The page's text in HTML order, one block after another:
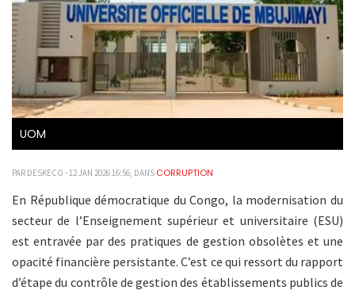
UOM
PAR DESKECO - 12 JAN 2026 16:56, DANS CORRUPTION
En République démocratique du Congo, la modernisation du
secteur de l’Enseignement supérieur et universitaire (ESU)
est entravée par des pratiques de gestion obsolètes et une
opacité financière persistante. C’est ce qui ressort du rapport
d’étape du contrôle de gestion des établissements publics de